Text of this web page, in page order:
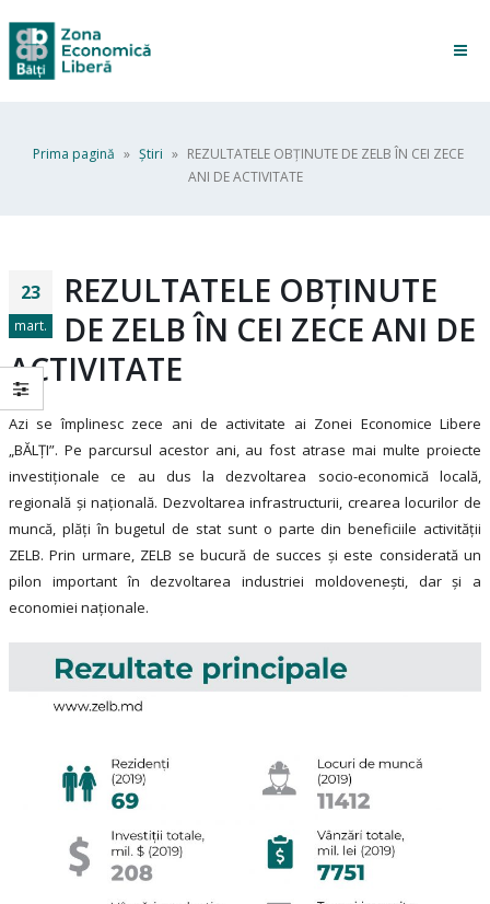
Prima pagină » Ştiri » REZULTATELE OBȚINUTE DE ZELB ÎN CEI ZECE
ANI DE ACTIVITATE
23
mart.
REZULTATELE OBȚINUTE
DE ZELB ÎN CEI ZECE ANI DE
ACTIVITATE
Azi se împlinesc zece ani de activitate ai Zonei Economice Libere
„BĂLȚI”. Pe parcursul acestor ani, au fost atrase mai multe proiecte
investiționale ce au dus la dezvoltarea socio-economică locală,
regională și națională. Dezvoltarea infrastructurii, crearea locurilor de
muncă, plăți în bugetul de stat sunt o parte din beneficiile activității
ZELB. Prin urmare, ZELB se bucură de succes și este considerată un
pilon important în dezvoltarea industriei moldovenești, dar și a
economiei naționale.